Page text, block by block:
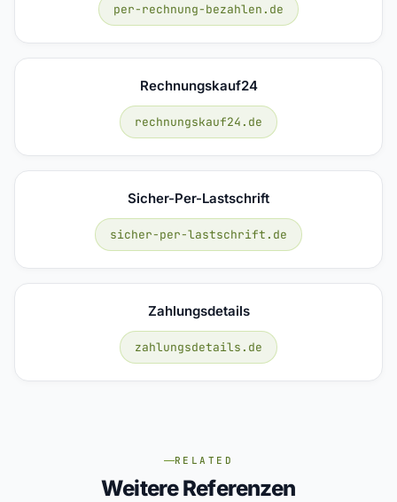
per-rechnung-bezahlen.de
Rechnungskauf24
rechnungskauf24.de
Sicher-Per-Lastschrift
sicher-per-lastschrift.de
Zahlungsdetails
zahlungsdetails.de
RELATED
Weitere Referenzen